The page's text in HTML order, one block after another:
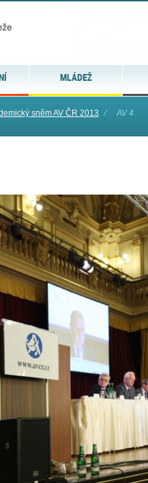
MLÁDEŽ
sněm AV ČR 2013 ⁄ AV 4